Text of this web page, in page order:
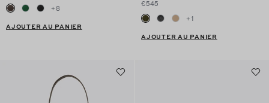
+8
AJOUTER AU PANIER
€545
+1
AJOUTER AU PANIER